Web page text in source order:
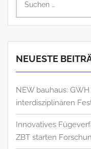
nach:
NEUESTE
NEW bauhaus:
interdisziplinären
Innovatives
ZBT starten